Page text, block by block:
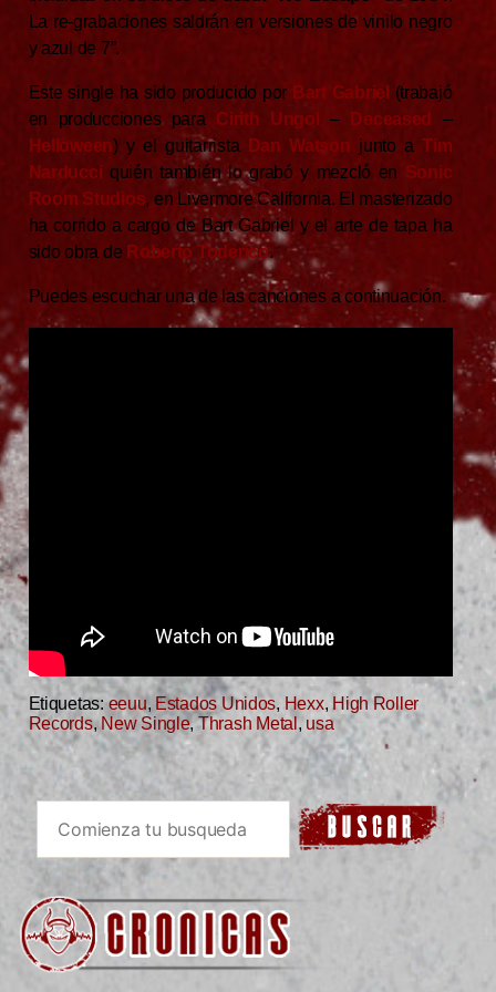
La re-grabaciones saldrán en versiones de vinilo negro
y azul de 7”.
Este single ha sido producido por Bart Gabriel
(trabajó
en producciones para Cirith Ungol – Deceased
–
Helloween) y el guitarrista Dan Watson junto aTim
Narducci quién también lo grabó y mezcló en Sonic
Room Studios, en Livermore California. El masterizado
ha corrido a cargo de Bart Gabriel y el arte de tapa ha
sido obra de Roberto Toderico.
Puedes escuchar una de las canciones a continuación.
Etiquetas:eeuu, Estados Unidos, Hexx, High Roller
Records,New Single,Thrash Metal,usa